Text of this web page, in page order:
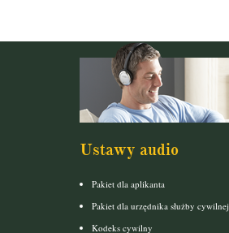
Ustawy audio
Pakiet dla aplikanta
Pakiet dla urzędnika służby cywilnej
Kodeks cywilny